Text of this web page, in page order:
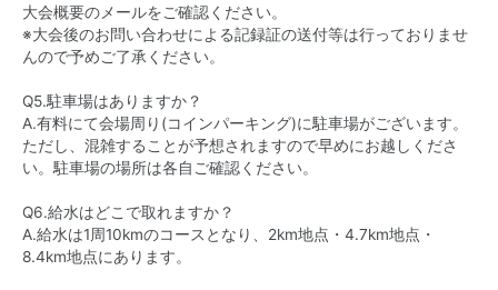
大会概要のメールをご確認ください。
※大会後のお問い合わせによる記録証の送付等は行っておりませ
んので予めご了承ください。
Q5.駐車場はありますか？
A.有料にて会場周り(コインパーキング)に駐車場がございます。
ただし、混雑することが予想されますので早めにお越しくださ
い。駐車場の場所は各自ご確認ください。
Q6.給水はどこで取れますか？
A.給水は1周10kmのコースとなり、2km地点・4.7km地点・
8.4km地点にあります。